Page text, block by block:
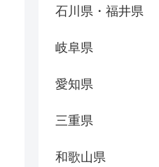
石川県・福井県
岐阜県
愛知県
三重県
和歌山県